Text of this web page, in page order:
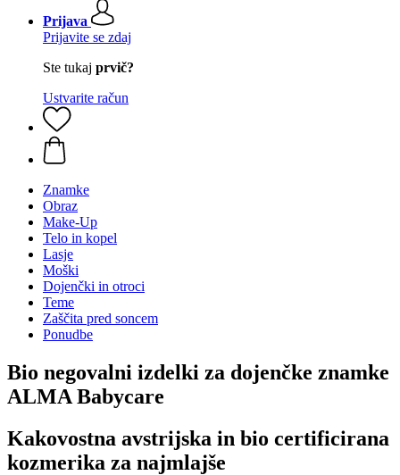
Prijava
Prijavite se zdaj
Ste tukaj prvič?
Ustvarite račun
Znamke
Obraz
Make-Up
Telo in kopel
Lasje
Moški
Dojenčki in otroci
Teme
Zaščita pred soncem
Ponudbe
Bio negovalni izdelki za dojenčke znamke
ALMA Babycare
Kakovostna avstrijska in bio certificirana
kozmerika za najmlajše